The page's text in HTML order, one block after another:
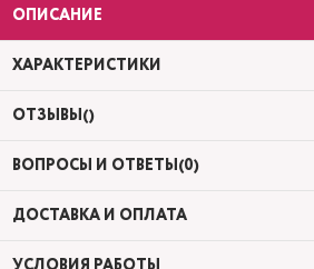
ОПИСАНИЕ
ХАРАКТЕРИСТИКИ
ОТЗЫВЫ()
ВОПРОСЫ И ОТВЕТЫ(0)
ДОСТАВКА И ОПЛАТА